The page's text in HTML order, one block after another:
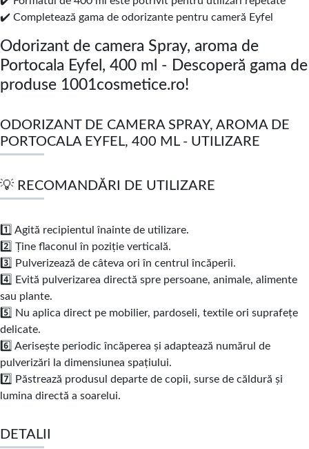
✔️ Completează gama de odorizante pentru cameră Eyfel
Odorizant de camera Spray, aroma de
Portocala Eyfel, 400 ml - Descoperă gama de
produse 1001cosmetice.ro!
ODORIZANT DE CAMERA SPRAY, AROMA DE
PORTOCALA EYFEL, 400 ML - UTILIZARE
💡 RECOMANDĂRI DE UTILIZARE
1️⃣ Agită recipientul înainte de utilizare.
2️⃣ Ține flaconul în poziție verticală.
3️⃣ Pulverizează de câteva ori în centrul încăperii.
4️⃣ Evită pulverizarea directă spre persoane, animale, alimente
sau plante.
5️⃣ Nu aplica direct pe mobilier, pardoseli, textile ori suprafețe
delicate.
6️⃣ Aerisește periodic încăperea și adaptează numărul de
pulverizări la dimensiunea spațiului.
7️⃣ Păstrează produsul departe de copii, surse de căldură și
lumina directă a soarelui.
DETALII